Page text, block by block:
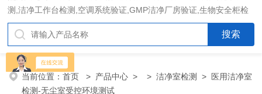
测,洁净工作台检测,空调系统验证,GMP洁净厂房验证,生物安全柜检
测,洁净度检测,洁净室验收检测,GMP验证方案编写执行
当前位置：首页 > 产品中心 > >洁净室检测
> 医用洁净室
检测-无尘室受控环境测试